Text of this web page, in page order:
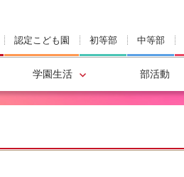
認定こども園 初等部 中等部
学園生活 部活動